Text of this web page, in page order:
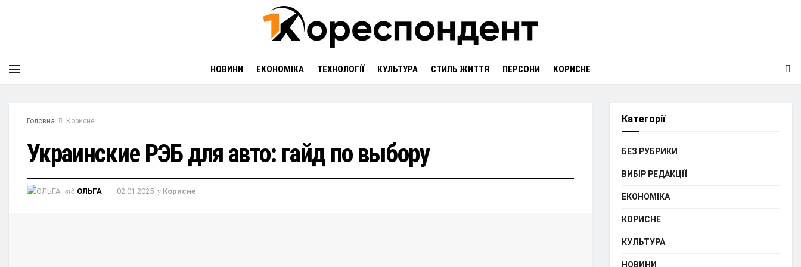
НОВИНИ ЕКОНОМІКА ТЕХНОЛОГІЇ КУЛЬТУРА СТИЛЬ ЖИТТЯ ПЕРСОНИ КОРИСНЕ
Головна Корисне
Украинские РЭБ для авто: гайд по выбору
від ОЛЬГА 02.01.2025 у Корисне
Категорії
БЕЗ РУБРИКИ
ВИБІР РЕДАКЦІЇ
ЕКОНОМІКА
КОРИСНЕ
КУЛЬТУРА
НОВИНИ